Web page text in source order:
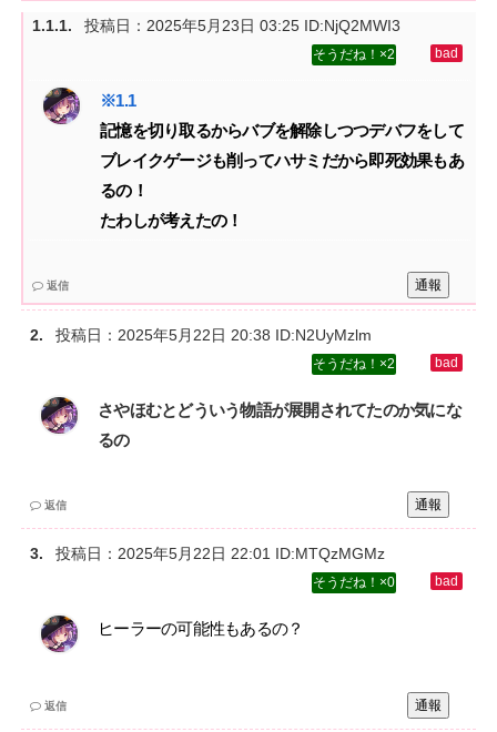
投稿日： 2025年5月23日 03:25 ID:NjQ2MWI3
2
記憶を切り取るからバブを解除しつつデバフをして
ブレイクゲージも削ってハサミだから即死効果もあ
るの！‌
たわしが考えたの！
通報
返信
投稿日： 2025年5月22日 20:38 ID:N2UyMzlm
2
さやほむとどういう物語が展開されてたのか気にな
るの
通報
返信
投稿日：2025年5月22日 22:01 ID:MTQzMGMz
0
ヒーラーの可能性もあるの？
通報
返信